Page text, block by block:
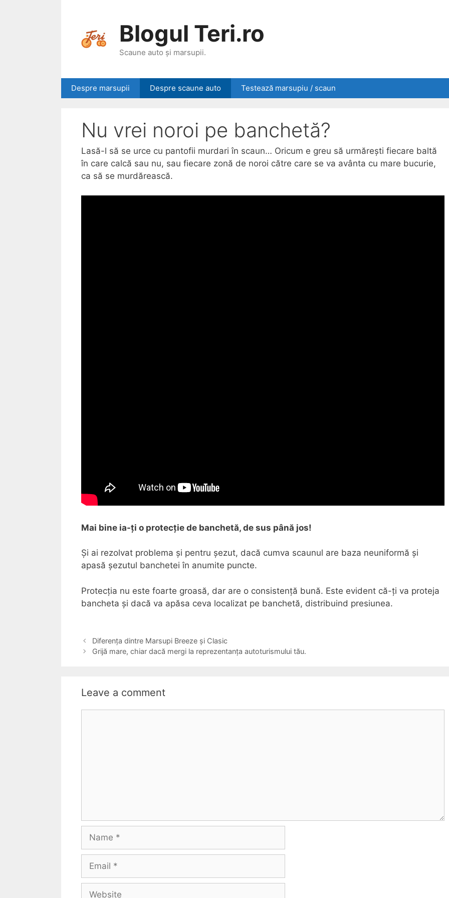
Blogul Teri.ro
Scaune auto și marsupii.
Despre marsupii Despre scaune auto Testează marsupiu / scaun
Nu vrei noroi pe banchetă?
Lasă-l să se urce cu pantofii murdari în scaun… Oricum e greu să urmărești fiecare baltă
în care calcă sau nu, sau fiecare zonă de noroi către care se va avânta cu mare bucurie,
ca să se murdărească.
Mai bine ia-ți o protecție de banchetă, de sus până jos!
Și ai rezolvat problema și pentru șezut, dacă cumva scaunul are baza neuniformă și
apasă șezutul banchetei în anumite puncte.
Protecția nu este foarte groasă, dar are o consistență bună. Este evident că-ți va proteja
bancheta și dacă va apăsa ceva localizat pe banchetă, distribuind presiunea.
Diferența dintre Marsupi Breeze și Clasic
Grijă mare, chiar dacă mergi la reprezentanța autoturismului tău.
Leave a comment
Name
Email
Website